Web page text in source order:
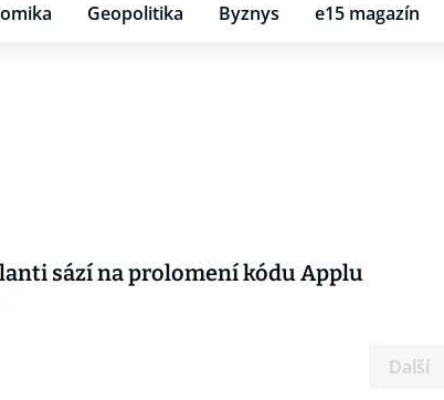
Geopolitika Byznys e15 magazín
sází na prolomení kódu Applu
Další